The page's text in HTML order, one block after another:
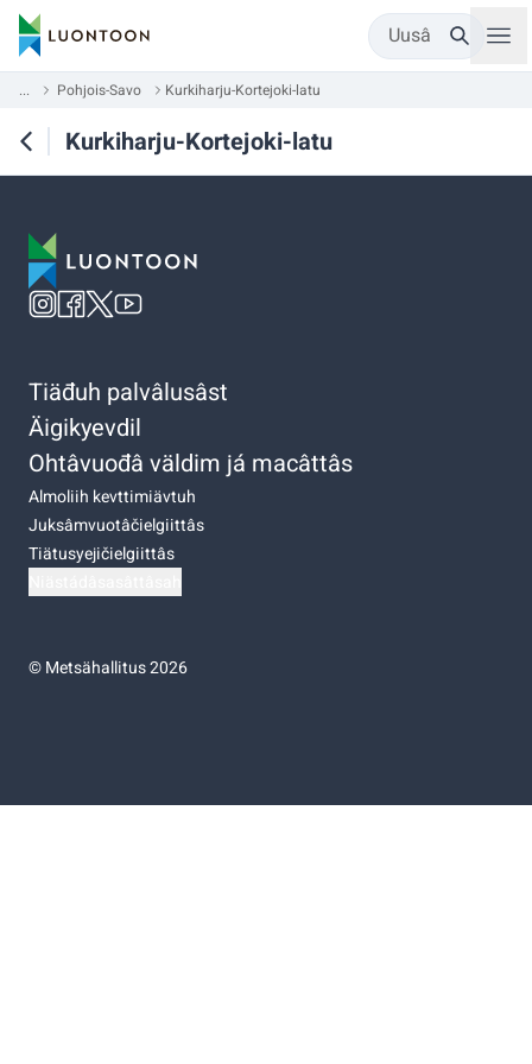
Uusâ
... Pohjois-Savo Kurkiharju-Kortejoki-latu
Kurkiharju-Kortejoki-latu
Tiäđuh palvâlusâst
Äigikyevdil
Ohtâvuođâ väldim já macâttâs
Almoliih kevttimiävtuh
Juksâmvuotâčielgiittâs
Tiätusyejičielgiittâs
©Metsähallitus 2026